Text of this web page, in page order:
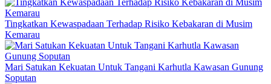
Tingkatkan Kewaspadaan Terhadap Risiko Kebakaran di Musim
Kemarau
Mari Satukan Kekuatan Untuk Tangani Karhutla Kawasan Gunung
Soputan